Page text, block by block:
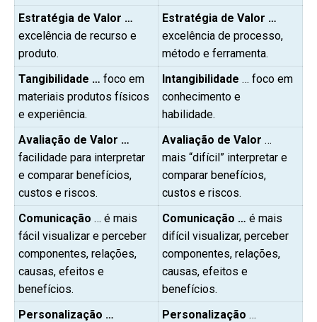
Estratégia de Valor …
excelência de recurso e
produto.
Estratégia de Valor …
excelência de processo,
método e ferramenta.
Tangibilidade … foco em
materiais produtos físicos
e experiência.
Intangibilidade … foco em
conhecimento e
habilidade.
Avaliação de Valor …
facilidade para interpretar
e comparar benefícios,
custos e riscos.
Avaliação de Valor …
mais “difícil” interpretar e
comparar benefícios,
custos e riscos.
Comunicação … é mais
fácil visualizar e perceber
componentes, relações,
causas, efeitos e
benefícios.
Comunicação … é mais
difícil visualizar, perceber
componentes, relações,
causas, efeitos e
benefícios.
Personalização …
Personalização …